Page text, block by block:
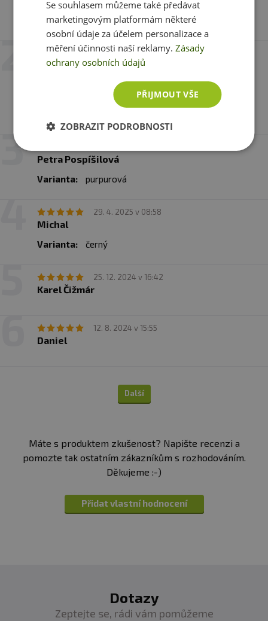
Často špatně uzavíratelný (možná moje
nešikovnost)
25. 4. 2026 v 10:23
Klára
Šejkr pěkný, ale trochu teče ve spoji nádoby a
Petra Pospíšilová
Varianta: purpurová
29. 4. 2025 v 08:58
Michal
Varianta: černý
25. 12. 2024 v 16:42
Karel Čižmár
12. 8. 2024 v 15:55
Daniel
Další
Máte s produktem zkušenost? Napište recenzi a
pomozte tak ostatním zákazníkům s rozhodováním.
Děkujeme :-)
Přidat vlastní hodnocení
Dotazy
Zeptejte se, rádi vám pomůžeme
Se souhlasem můžeme také předávat
marketingovým platformám některé
osobní údaje za účelem personalizace a
měření účinnosti naší reklamy.Zásady
ochrany osobních údajů
PŘIJMOUT VŠE
ZOBRAZIT PODROBNOSTI